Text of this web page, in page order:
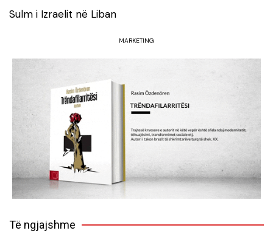
Sulm i Izraelit në Liban
MARKETING
Të ngjajshme